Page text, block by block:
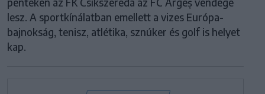
lesz. A sportkínálatban emellett a vizes Európa-
bajnokság, tenisz, atlétika, sznúker és golf is helyet
kap.